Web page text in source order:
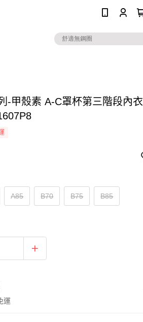
-甲殼素 A-C罩杯第三階段內衣
A85 B70 B75 B85
運